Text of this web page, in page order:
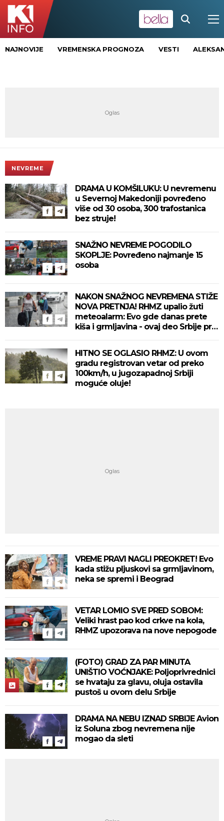
NAJNOVIJE VREMENSKA PROGNOZA VESTI
NEVREME
DRAMA U KOMŠILUKU: U nevremenu
u Severnoj Makedoniji povređeno
više od 30 osoba, 300 trafostanica
bez struje!
SNAŽNO NEVREME POGODILO
SKOPLJE: Povređeno najmanje 15
osoba
NAKON SNAŽNOG NEVREMENA STIŽE
NOVA PRETNJA! RHMZ upalio žuti
meteoalarm: Evo gde danas prete
kiša i grmljavina - ovaj deo Srbije prvi
HITNO SE OGLASIO RHMZ: U ovom
gradu registrovan vetar od preko
100km/h, u jugozapadnoj Srbiji
moguće oluje!
VREME PRAVI NAGLI PREOKRET! Evo
kada stižu pljuskovi sa grmljavinom,
neka se spremi i Beograd
VETAR LOMIO SVE PRED SOBOM:
Veliki hrast pao kod crkve na kola,
RHMZ upozorava na nove nepogode
(FOTO) GRAD ZA PAR MINUTA
UNIŠTIO VOĆNJAKE: Poljoprivrednici
se hvataju za glavu, oluja ostavila
pustoš u ovom delu Srbije
DRAMA NA NEBU IZNAD SRBIJE Avion
iz Soluna zbog nevremena nije
mogao da sleti